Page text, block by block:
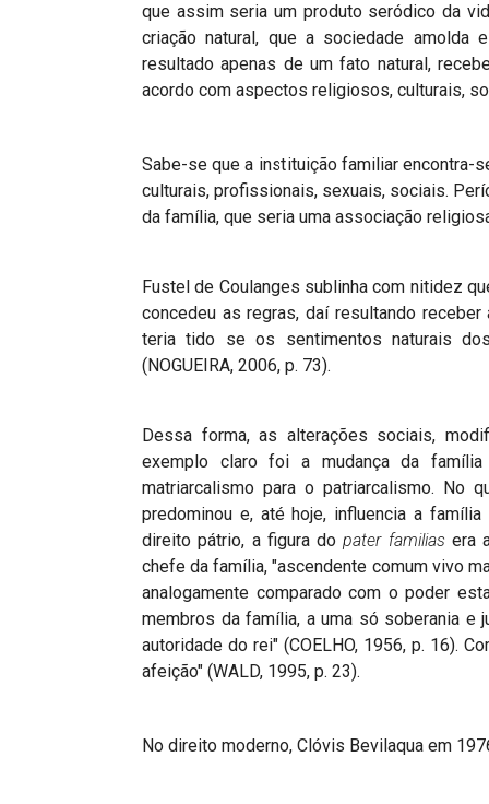
que assim seria um produto seródico da
criação natural, que a sociedade amolda
resultado apenas de um fato natural,
acordo com aspectos religiosos, culturais,
Sabe-se que a instituição familiar encontra-
culturais, profissionais, sexuais, sociais.
da família, que seria uma associação
Fustel de Coulanges sublinha com nitidez
concedeu as regras, daí resultando
teria tido se os sentimentos naturais
(NOGUEIRA, 2006, p. 73).
Dessa forma, as alterações sociais,
exemplo claro foi a mudança da
matriarcalismo para o patriarcalismo. No
predominou e, até hoje, influencia a
direito pátrio, a figura dopater familiasera
chefe da família, "ascendente comum vivo
analogamente comparado com o poder
membros da família, a uma só soberania e
autoridade do rei" (COELHO, 1956, p. 16).
afeição" (WALD, 1995, p. 23).
No direito moderno, Clóvis Bevilaqua em